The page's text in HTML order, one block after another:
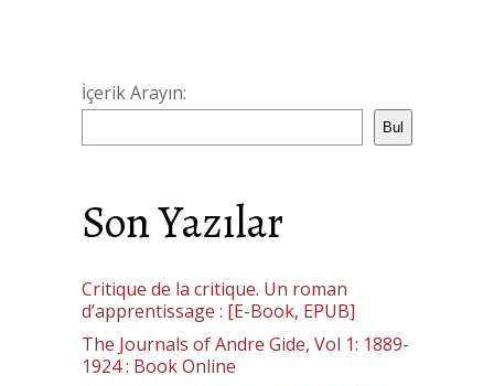
İçerik Arayın:
Bul
Son Yazılar
Critique de la critique. Un roman
d’apprentissage : [E-Book, EPUB]
The Journals of Andre Gide, Vol 1: 1889-
1924 : Book Online